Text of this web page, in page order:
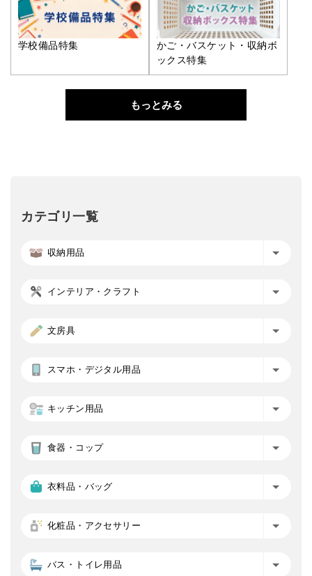
学校備品特集
かご・バスケット・収納ボ
ックス特集
もっとみる
カテゴリ一覧
収納用品
インテリア・クラフト
文房具
スマホ・デジタル用品
キッチン用品
食器・コップ
衣料品・バッグ
化粧品・アクセサリー
バス・トイレ用品